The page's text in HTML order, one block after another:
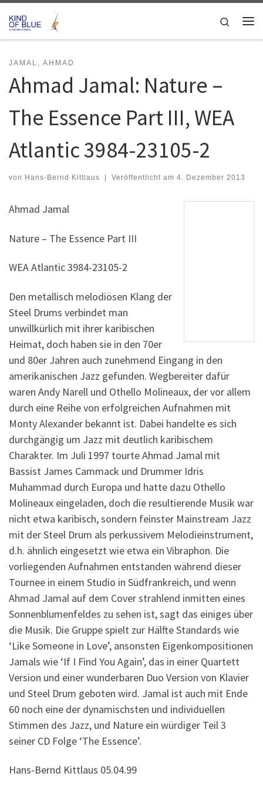
Zum Inhalt springen
Search
JAMAL, AHMAD
Ahmad Jamal: Nature –
The Essence Part III, WEA
Atlantic 3984-23105-2
von Hans-Bernd Kittlaus Veröffentlicht am 4. Dezember 2013
Ahmad Jamal
Nature – The Essence Part III
WEA Atlantic 3984-23105-2
Den metallisch melodiösen Klang der
Steel Drums verbindet man
unwillkürlich mit ihrer karibischen
Heimat, doch haben sie in den 70er
und 80er Jahren auch zunehmend Eingang in den
amerikanischen Jazz gefunden. Wegbereiter dafür
waren Andy Narell und Othello Molineaux, der vor allem
durch eine Reihe von erfolgreichen Aufnahmen mit
Monty Alexander bekannt ist. Dabei handelte es sich
durchgängig um Jazz mit deutlich karibischem
Charakter. Im Juli 1997 tourte Ahmad Jamal mit
Bassist James Cammack und Drummer Idris
Muhammad durch Europa und hatte dazu Othello
Molineaux eingeladen, doch die resultierende Musik war
nicht etwa karibisch, sondern feinster Mainstream Jazz
mit der Steel Drum als perkussivem Melodieinstrument,
d.h. ähnlich eingesetzt wie etwa ein Vibraphon. Die
vorliegenden Aufnahmen entstanden während dieser
Tournee in einem Studio in Südfrankreich, und wenn
Ahmad Jamal auf dem Cover strahlend inmitten eines
Sonnenblumenfeldes zu sehen ist, sagt das einiges über
die Musik. Die Gruppe spielt zur Hälfte Standards wie
‘Like Someone in Love’, ansonsten Eigenkompositionen
Jamals wie ‘If I Find You Again’, das in einer Quartett
Version und einer wunderbaren Duo Version von Klavier
und Steel Drum geboten wird. Jamal ist auch mit Ende
60 noch eine der dynamischsten und individuellen
Stimmen des Jazz, und Nature ein würdiger Teil 3
seiner CD Folge ‘The Essence’.
Hans-Bernd Kittlaus 05.04.99